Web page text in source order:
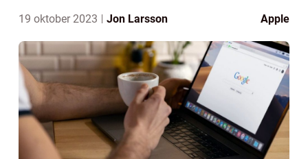
19 oktober 2023 Jon Larsson Apple